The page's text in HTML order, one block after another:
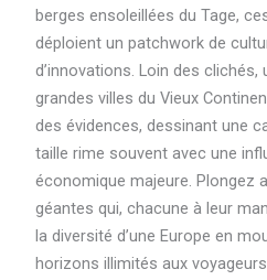
berges ensoleillées du Tage,
déploient un patchwork de
d’innovations. Loin des
grandes villes du Vieux
des évidences, dessinant une
taille rime souvent avec une
économique majeure. Plongez
géantes qui, chacune à leur
la diversité d’une Europe en
horizons illimités aux